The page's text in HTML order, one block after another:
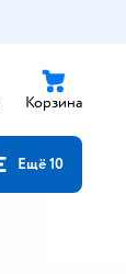
Корзина
Ещё 10